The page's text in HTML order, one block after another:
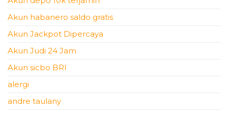
Akun habanero saldo gratis
Akun Jackpot Dipercaya
Akun Judi 24 Jam
Akun sicbo BRI
alergi
andre taulany